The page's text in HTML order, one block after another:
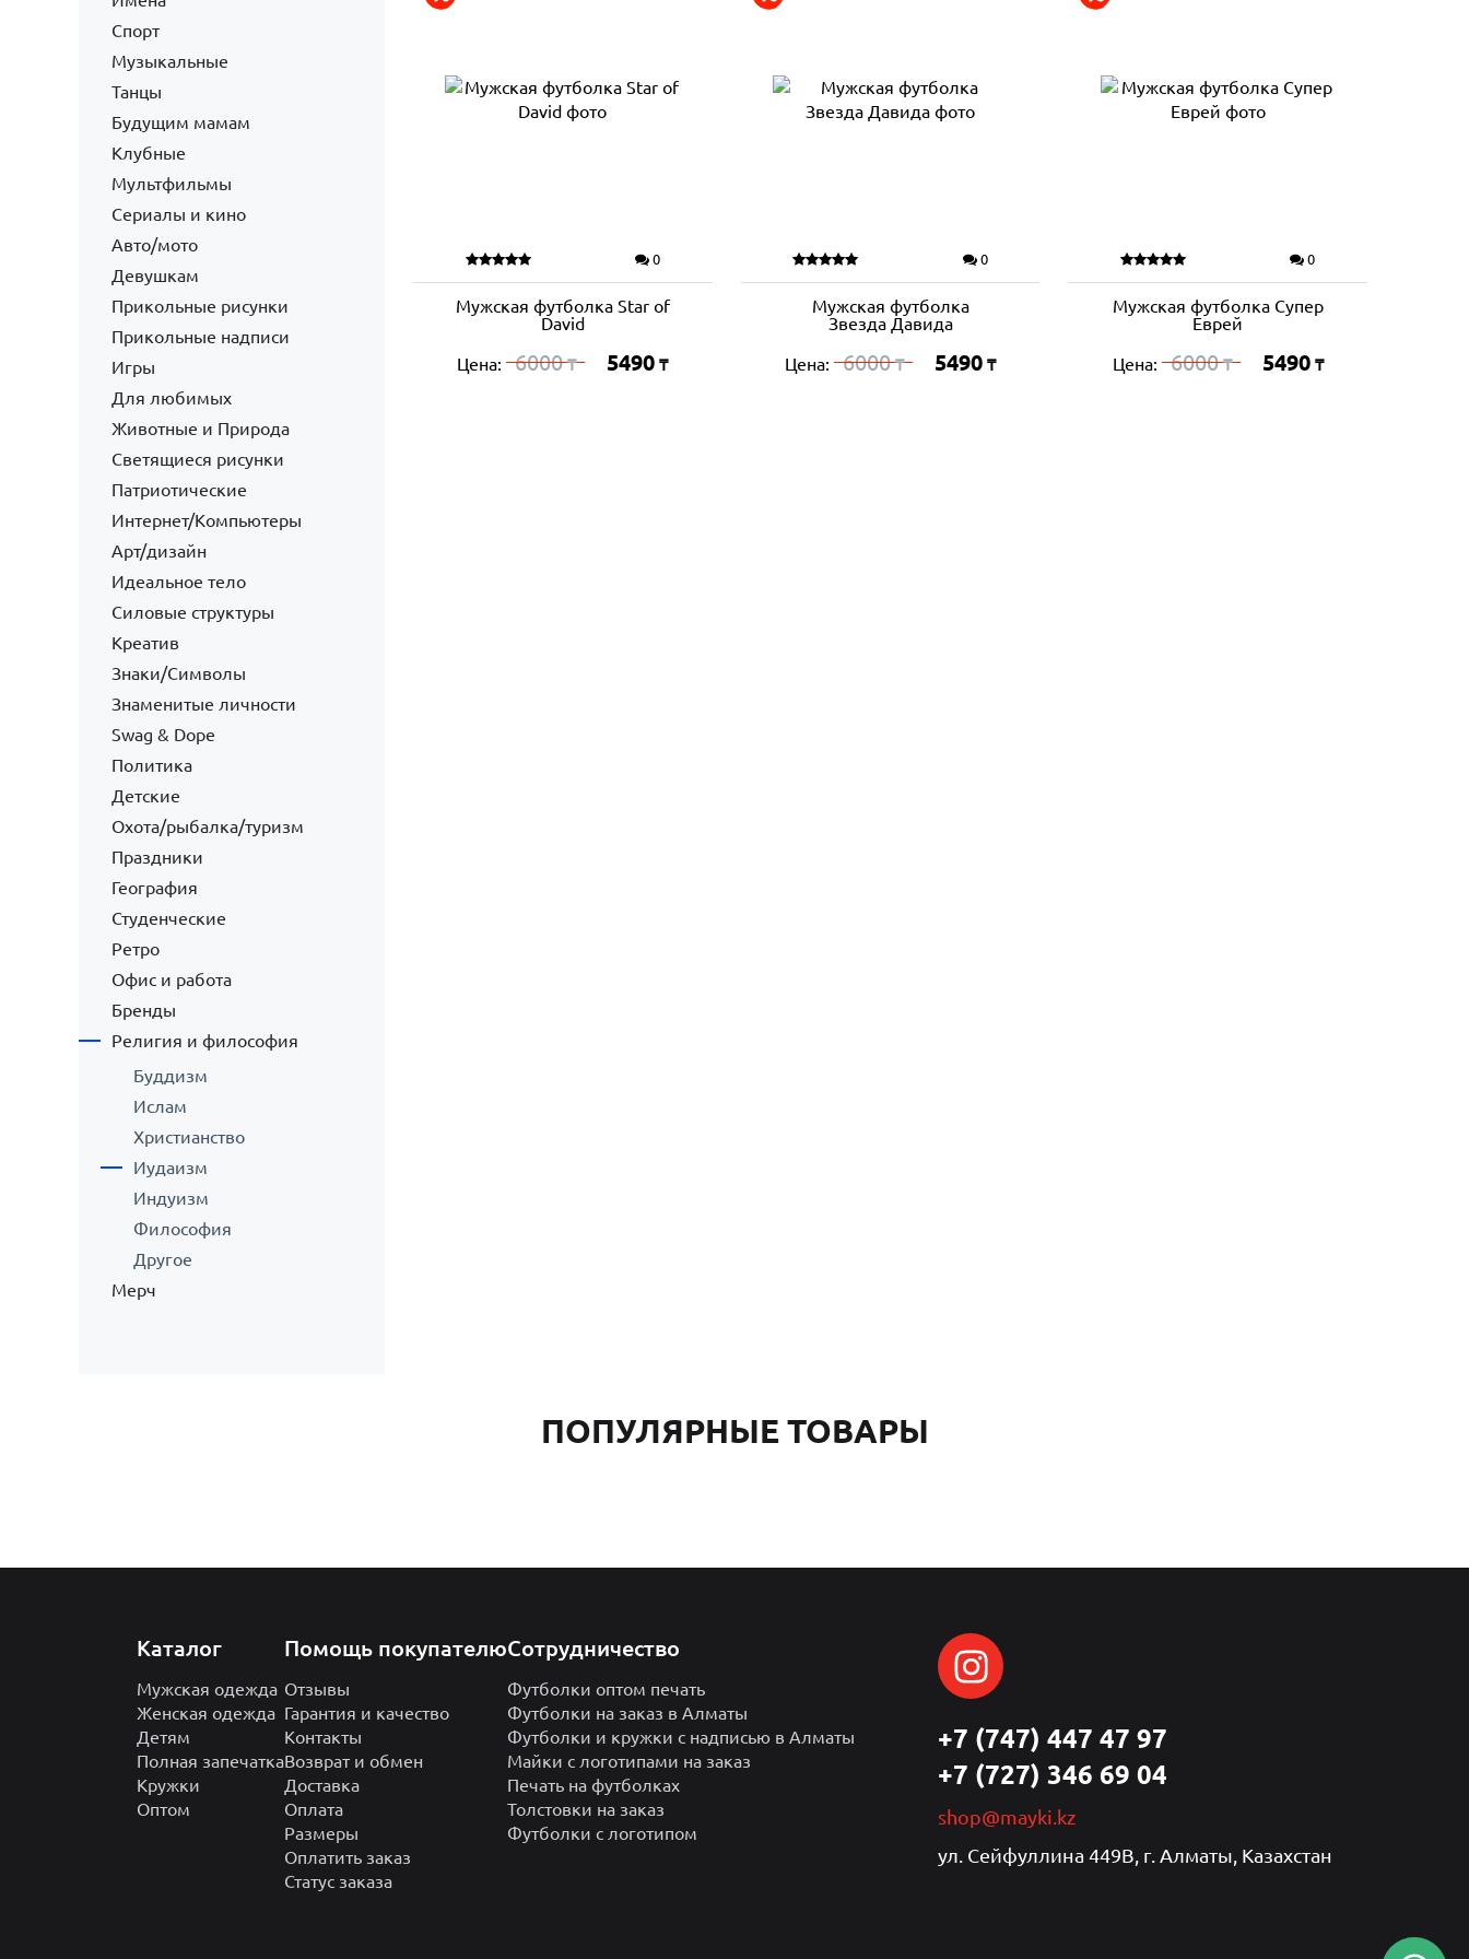
Спорт
Музыкальные
Танцы
Будущим мамам
Клубные
Мультфильмы
Сериалы и кино
Авто/мото
Девушкам
Прикольные рисунки
Прикольные надписи
Игры
Для любимых
Животные и Природа
Светящиеся рисунки
Патриотические
Интернет/Компьютеры
Арт/дизайн
Идеальное тело
Силовые структуры
Креатив
Знаки/Символы
Знаменитые личности
Swag & Dope
Политика
Детские
Охота/рыбалка/туризм
Праздники
География
Студенческие
Ретро
Офис и работа
Бренды
Религия и философия
Буддизм
Ислам
Христианство
Иудаизм
Индуизм
Философия
Другое
Мерч
0
Мужская футболка Star of
David
Цена: 6000₸ 5490 ₸
0
Мужская футболка
Звезда Давида
Цена: 6000₸ 5490 ₸
0
Мужская футболка Супер
Еврей
Цена: 6000₸ 5490 ₸
ПОПУЛЯРНЫЕ ТОВАРЫ
Каталог
Мужская одежда
Женская одежда
Детям
Полная запечатка
Кружки
Оптом
Помощь покупателю
Отзывы
Гарантия и качество
Контакты
Возврат и обмен
Доставка
Оплата
Размеры
Оплатить заказ
Статус заказа
Сотрудничество
Футболки оптом печать
Футболки на заказ в Алматы
Футболки и кружки с надписью в Алматы
Майки с логотипами на заказ
Печать на футболках
Толстовки на заказ
Футболки с логотипом
+7 (747) 447 47 97
+7 (727) 346 69 04
shop@mayki.kz
ул. Сейфуллина 449В, г. Алматы, Казахстан